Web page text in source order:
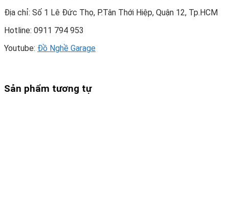
Địa chỉ: Số 1 Lê Đức Thọ, P.Tân Thới Hiệp, Quận 12, Tp.HCM
Hotline: 0911 794 953
Youtube: Đồ Nghề Garage
Sản phẩm tương tự